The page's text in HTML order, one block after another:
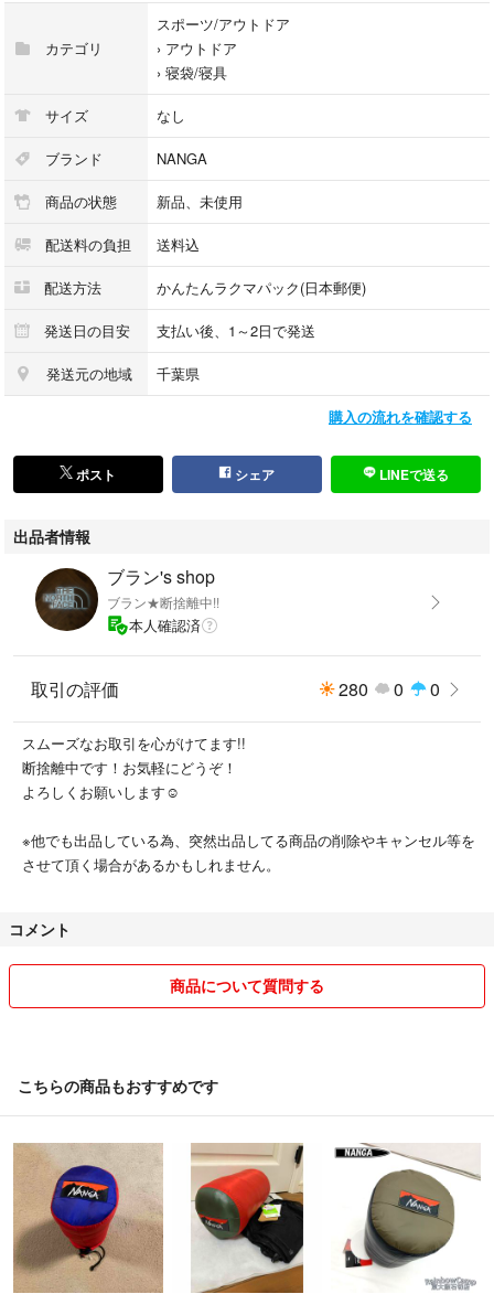
画像でも確認お願い致します。
他にも色々出品しておりますので是非ご覧下さい☺︎
よろしくお願い致します。
商品管理No.yo
アウトドア
キャンプ
カテゴリ
スポーツ/アウトドア
› アウトドア
› 寝袋/寝具
サイズ なし
ブランド NANGA
商品の状態 新品、未使用
配送料の負担 送料込
配送方法 かんたんラクマパック(日本郵便)
発送日の目安 支払い後、1～2日で発送
発送元の地域 千葉県
購入の流れを確認する
ポスト シェア LINEで送る
出品者情報
ブラン's shop
ブラン★断捨離中!!
本人確認済
取引の評価 280 0 0
スムーズなお取引を心がけてます!!
断捨離中です！お気軽にどうぞ！
よろしくお願いします☺︎
※他でも出品している為、突然出品してる商品の削除やキャンセル等を
させて頂く場合があるかもしれません。
コメント
商品について質問する
こちらの商品もおすすめです